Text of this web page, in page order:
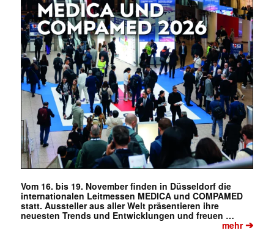
Vom 16. bis 19. November finden in Düsseldorf die
internationalen Leitmessen MEDICA und COMPAMED
statt. Aussteller aus aller Welt präsentieren ihre
neuesten Trends und Entwicklungen und freuen …
mehr➔